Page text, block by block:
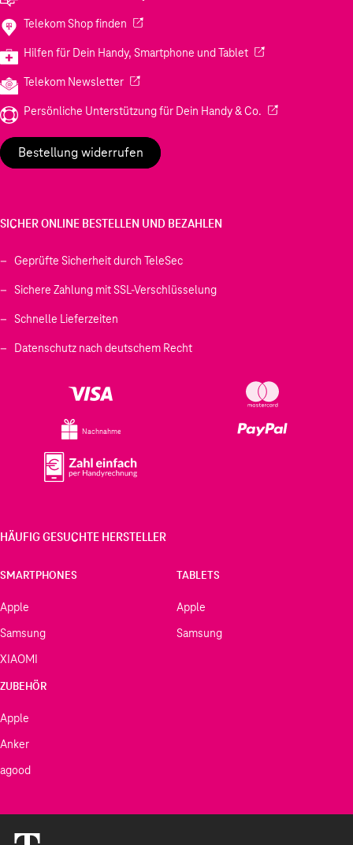
Telekom Shop finden (Wird in einem neuen Tab geöffnet)
Hilfen für Dein Handy, Smartphone und Tablet(Wird in einem
Telekom Newsletter(Wird in einem neuen Tab geöffnet)
Persönliche Unterstützung für Dein Handy & Co. (Wird in einem
Bestellung widerrufen
SICHER ONLINE BESTELLEN UND BEZAHLEN
Geprüfte Sicherheit durch TeleSec
Sichere Zahlung mit SSL-Verschlüsselung
Schnelle Lieferzeiten
Datenschutz nach deutschem Recht
Nachnahme
HÄUFIG GESUCHTE HERSTELLER
SMARTPHONES
Apple
Samsung
XIAOMI
TABLETS
Apple
Samsung
ZUBEHÖR
Apple
Anker
agood